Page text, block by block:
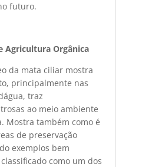
futuro.
Agricultura Orgânica
da mata ciliar mostra
principalmente nas
traz
ao meio ambiente
Mostra também como é
de preservação
exemplos bem
como um dos